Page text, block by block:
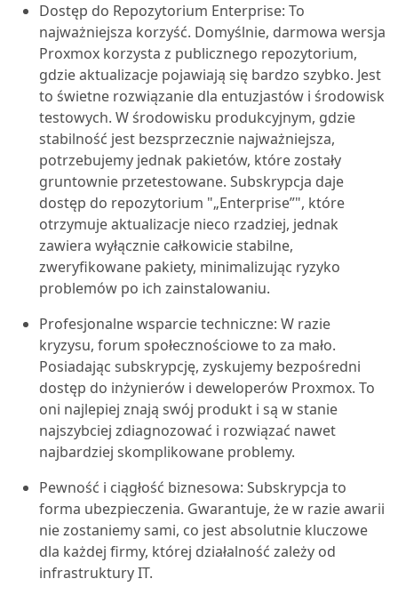
Dostęp do Repozytorium Enterprise: To
najważniejsza korzyść. Domyślnie, darmowa wersja
Proxmox korzysta z publicznego repozytorium,
gdzie aktualizacje pojawiają się bardzo szybko. Jest
to świetne rozwiązanie dla entuzjastów i środowisk
testowych. W środowisku produkcyjnym, gdzie
stabilność jest bezsprzecznie najważniejsza,
potrzebujemy jednak pakietów, które zostały
gruntownie przetestowane. Subskrypcja daje
dostęp do repozytorium "„Enterprise”", które
otrzymuje aktualizacje nieco rzadziej, jednak
zawiera wyłącznie całkowicie stabilne,
zweryfikowane pakiety, minimalizując ryzyko
problemów po ich zainstalowaniu.
Profesjonalne wsparcie techniczne: W razie
kryzysu, forum społecznościowe to za mało.
Posiadając subskrypcję, zyskujemy bezpośredni
dostęp do inżynierów i deweloperów Proxmox. To
oni najlepiej znają swój produkt i są w stanie
najszybciej zdiagnozować i rozwiązać nawet
najbardziej skomplikowane problemy.
Pewność i ciągłość biznesowa: Subskrypcja to
forma ubezpieczenia. Gwarantuje, że w razie awarii
nie zostaniemy sami, co jest absolutnie kluczowe
dla każdej firmy, której działalność zależy od
infrastruktury IT.